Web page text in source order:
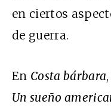
en ciertos
de guerra.
En Costa bárbara
Un sueño